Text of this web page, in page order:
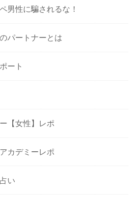
男性に騙されるな！
パートナーとは
ート
【女性】レポ
カデミーレポ
い